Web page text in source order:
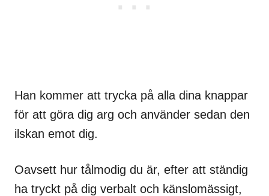
Han kommer att trycka på alla dina knappar
för att göra dig arg och använder sedan den
ilskan emot dig.
Oavsett hur tålmodig du är, efter att ständig
ha tryckt på dig verbalt och känslomässigt,